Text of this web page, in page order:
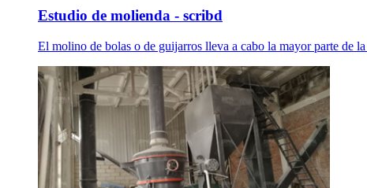
Estudio de molienda - scribd
El molino de bolas o de guijarros lleva a cabo la mayor parte de